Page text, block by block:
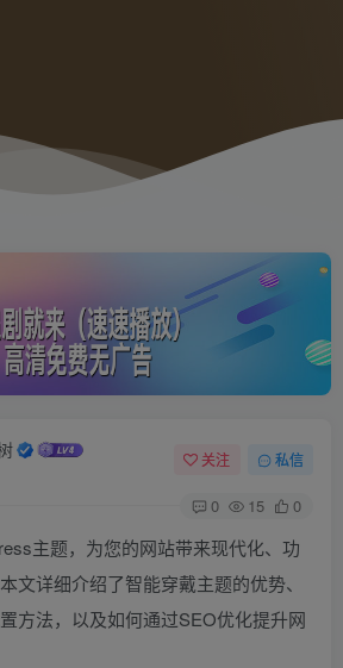
关注 私信
0 15 0
主题，为您的网站带来现代化、功
文详细介绍了智能穿戴主题的优势、
方法，以及如何通过SEO优化提升网